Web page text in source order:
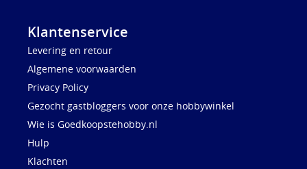
Klantenservice
Levering en retour
Algemene voorwaarden
Privacy Policy
Gezocht gastbloggers voor onze hobbywinkel
Wie is Goedkoopstehobby.nl
Hulp
Klachten